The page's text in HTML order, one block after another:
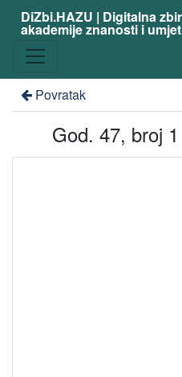
DiZbi.HAZU | Digitalna
akademije znanosti i
Povratak
God. 47, broj